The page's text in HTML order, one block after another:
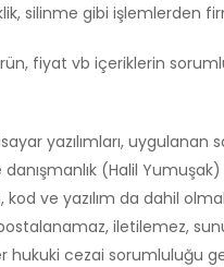
silinme gibi işlemlerden
fiyat vb içeriklerin
yazılımları,
danışmanlık (Halil
ve yazılım da dahil
iletilemez,
cezai sorumluluğu